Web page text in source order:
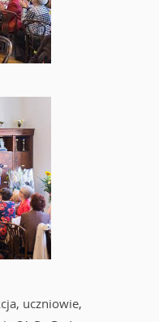
uczniowie,